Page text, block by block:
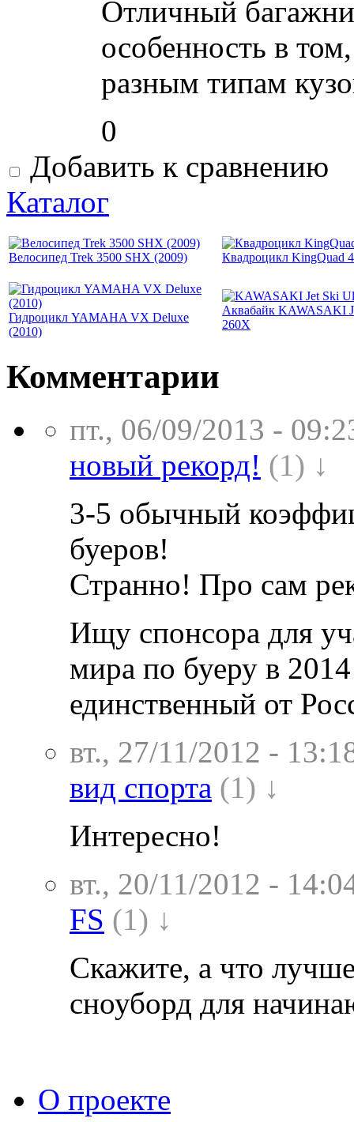
Отличный
особенность в
разным типам
0
Добавить к сравнению
Каталог
Велосипед Trek 3500 SHX (2009) Квадроцикл KingQuad
Гидроцикл YAMAHA VX Deluxe
(2010)
Аквабайк KAWASAKI
260X
Комментарии
пт., 06/09/2013 -
новый рекорд! (1) ↓
3-5 обычный
буеров!
Странно! Про сам
Ищу спонсора для
мира по буеру в
единственный от
вт., 27/11/2012 -
вид спорта (1) ↓
Интересно!
вт., 20/11/2012 -
FS (1) ↓
Скажите, а что
сноуборд для
О проекте